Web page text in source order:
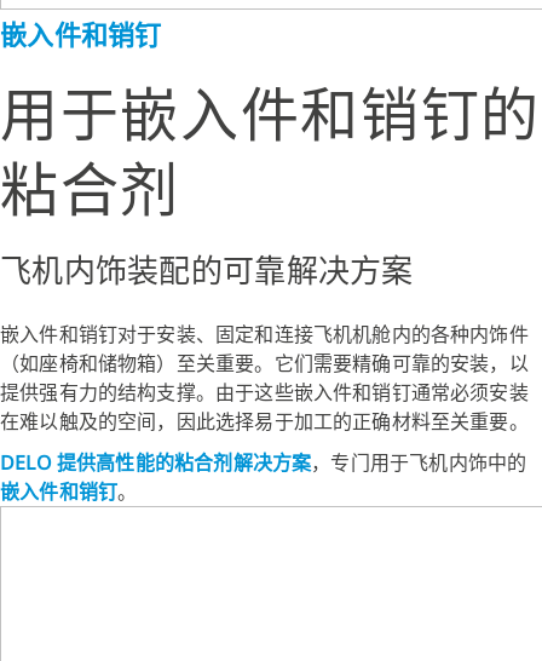
嵌入件和销钉
用于嵌入件和销钉的
粘合剂
飞机内饰装配的可靠解决方案
嵌入件和销钉对于安装、固定和连接飞机机舱内的各种内饰件
（如座椅和储物箱）至关重要。它们需要精确可靠的安装，以
提供强有力的结构支撑。由于这些嵌入件和销钉通常必须安装
在难以触及的空间，因此选择易于加工的正确材料至关重要。
DELO 提供高性能的粘合剂解决方案，专门用于飞机内饰中的
嵌入件和销钉。